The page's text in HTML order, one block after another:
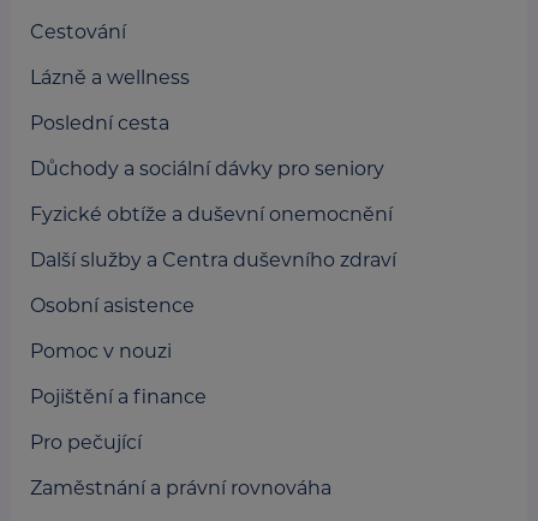
Cestování
Lázně a wellness
Poslední cesta
Důchody a sociální dávky pro seniory
Fyzické obtíže a duševní onemocnění
Další služby a Centra duševního zdraví
Osobní asistence
Pomoc v nouzi
Pojištění a finance
Pro pečující
Zaměstnání a právní rovnováha